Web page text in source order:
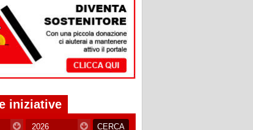
iniziative